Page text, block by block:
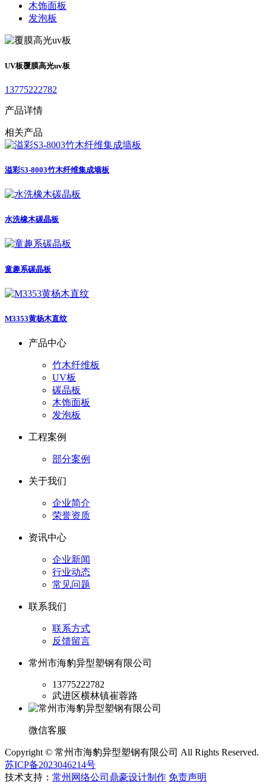
木饰面板
发泡板
UV板覆膜高光uv板
13775222782
产品详情
相关产品
溢彩S3-8003竹木纤维集成墙板
水洗橡木碳晶板
童趣系碳晶板
M3353黄杨木直纹
产品中心
竹木纤维板
UV板
碳晶板
木饰面板
发泡板
工程案例
部分案例
关于我们
企业简介
荣誉资质
资讯中心
企业新闻
行业动态
常见问题
联系我们
联系方式
反馈留言
常州市海豹异型塑钢有限公司
13775222782
武进区横林镇崔蓉路
微信客服
Copyright © 常州市海豹异型塑钢有限公司 All Rights Reserved.
苏ICP备2023046214号
技术支持： 常州网络公司鼎豪设计制作 免责声明